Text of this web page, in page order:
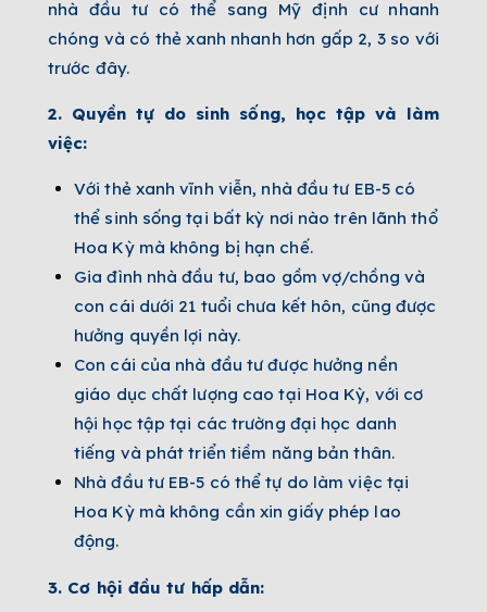
nhà đầu tư có thể sang Mỹ định cư nhanh
chóng và có thẻ xanh nhanh hơn gấp 2, 3 so với
trước đây.
2. Quyền tự do sinh sống, học tập và làm
việc:
Với thẻ xanh vĩnh viễn, nhà đầu tư EB-5 có
thể sinh sống tại bất kỳ nơi nào trên lãnh thổ
Hoa Kỳ mà không bị hạn chế.
Gia đình nhà đầu tư, bao gồm vợ/chồng và
con cái dưới 21 tuổi chưa kết hôn, cũng được
hưởng quyền lợi này.
Con cái của nhà đầu tư được hưởng nền
giáo dục chất lượng cao tại Hoa Kỳ, với cơ
hội học tập tại các trường đại học danh
tiếng và phát triển tiềm năng bản thân.
Nhà đầu tư EB-5 có thể tự do làm việc tại
Hoa Kỳ mà không cần xin giấy phép lao
động.
3. Cơ hội đầu tư hấp dẫn: